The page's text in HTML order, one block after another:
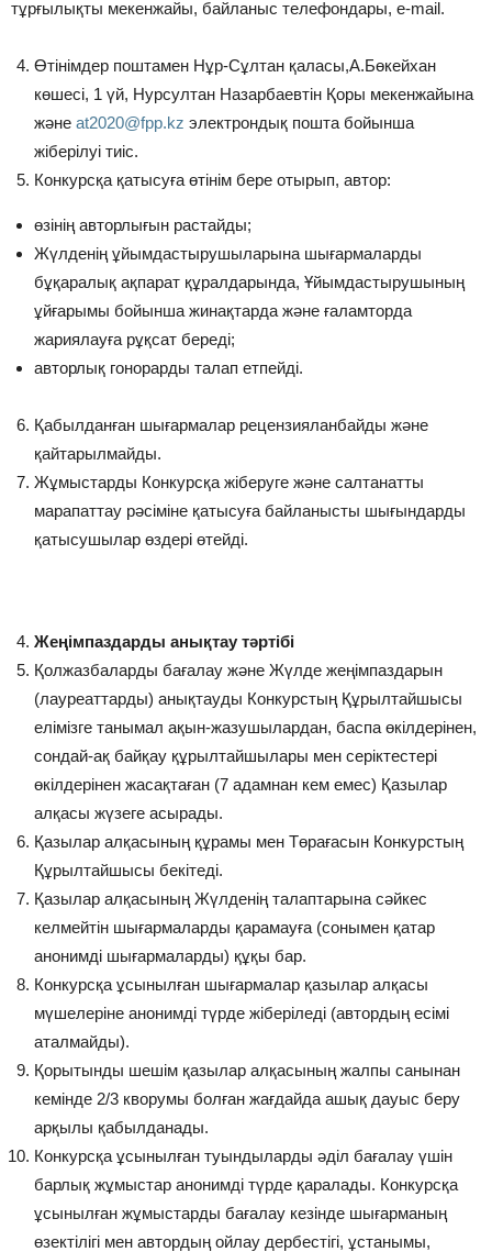
тұрғылықты мекенжайы, байланыс телефондары, e-mail.
Өтінімдер поштамен Нұр-Сұлтан қаласы,А.Бөкейхан
көшесі, 1 үй, Нурсултан Назарбаевтін Қоры мекенжайына
және at2020@fpp.kz электрондық пошта бойынша
жіберілуі тиіс.
Конкурсқа қатысуға өтінім бере отырып, автор:
өзінің авторлығын растайды;
Жүлденің ұйымдастырушыларына шығармаларды
бұқаралық ақпарат құралдарында, Ұйымдастырушының
ұйғарымы бойынша жинақтарда және ғаламторда
жариялауға рұқсат береді;
авторлық гонорарды талап етпейді.
Қабылданған шығармалар рецензияланбайды және
қайтарылмайды.
Жұмыстарды Конкурсқа жіберуге және салтанатты
марапаттау рәсіміне қатысуға байланысты шығындарды
қатысушылар өздері өтейді.
Жеңімпаздарды анықтау тәртібі
Қолжазбаларды бағалау және Жүлде жеңімпаздарын
(лауреаттарды) анықтауды Конкурстың Құрылтайшысы
елімізге танымал ақын-жазушылардан, баспа өкілдерінен,
сондай-ақ байқау құрылтайшылары мен серіктестері
өкілдерінен жасақтаған (7 адамнан кем емес) Қазылар
алқасы жүзеге асырады.
Қазылар алқасының құрамы мен Төрағасын Конкурстың
Құрылтайшысы бекітеді.
Қазылар алқасының Жүлденің талаптарына сәйкес
келмейтін шығармаларды қарамауға (сонымен қатар
анонимді шығармаларды) құқы бар.
Конкурсқа ұсынылған шығармалар қазылар алқасы
мүшелеріне анонимді түрде жіберіледі (автордың есімі
аталмайды).
Қорытынды шешім қазылар алқасының жалпы санынан
кемінде 2/3 кворумы болған жағдайда ашық дауыс беру
арқылы қабылданады.
Конкурсқа ұсынылған туындыларды әділ бағалау үшін
барлық жұмыстар анонимді түрде қаралады. Конкурсқа
ұсынылған жұмыстарды бағалау кезінде шығарманың
өзектілігі мен автордың ойлау дербестігі, ұстанымы,